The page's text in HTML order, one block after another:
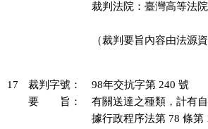
裁判法院：臺灣高等法院
（裁判要旨內容由法源資
17 裁判字號：
98年交抗字第 240 號
要 旨：
有關送達之種類，計有
據行政程序法第 78 條第